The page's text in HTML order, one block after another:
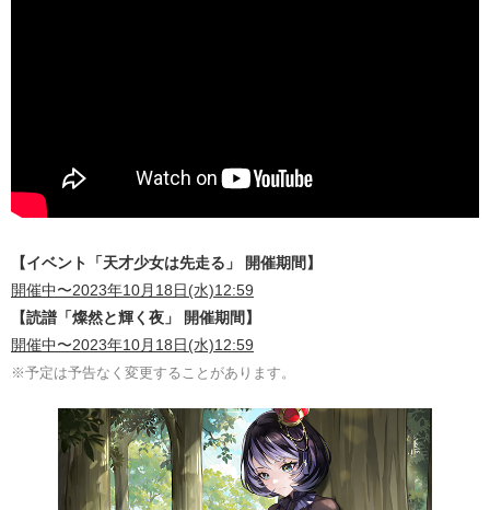
【イベント「天才少女は先走る」 開催期間】
開催中〜2023年10月18日(水)12:59
【読譜「燦然と輝く夜」 開催期間】
開催中〜2023年10月18日(水)12:59
※予定は予告なく変更することがあります。